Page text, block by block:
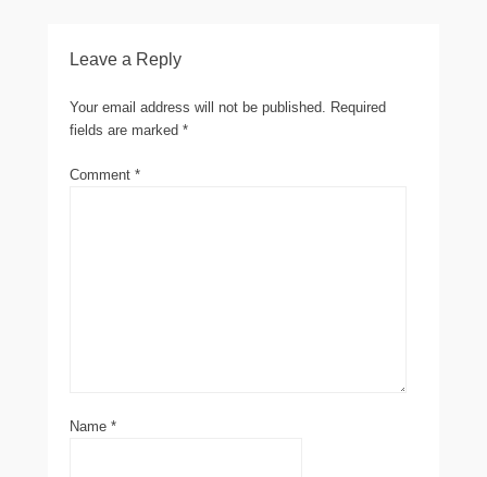
Leave a Reply
Your email address will not be published. Required
fields are marked *
Comment *
Name *